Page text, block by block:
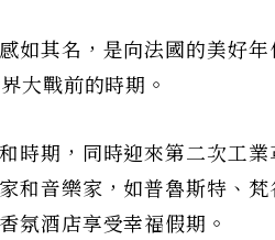
如其名，是向法國的美
大戰前的時期。
時期，同時迎來第二次工
和音樂家，如普魯斯特、
氛酒店享受幸福假期。